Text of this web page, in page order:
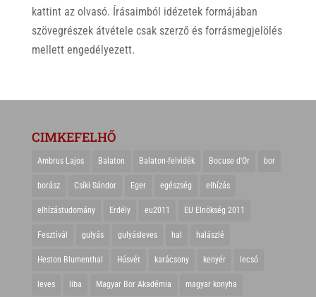
kattint az olvasó. Írásaimból idézetek formájában
szövegrészek átvétele csak szerző és forrásmegjelölés
mellett engedélyezett.
CIMKEFELHŐ
Ambrus Lajos Balaton Balaton-felvidék Bocuse d'Or bor
borász Csíki Sándor Eger egészség elhízás
elhízástudomány Erdély eu2011 EU Elnökség 2011
Fesztivál gulyás gulyásleves hal halászlé
Heston Blumenthal Húsvét karácsony kenyér lecsó
leves liba Magyar Bor Akadémia magyar konyha